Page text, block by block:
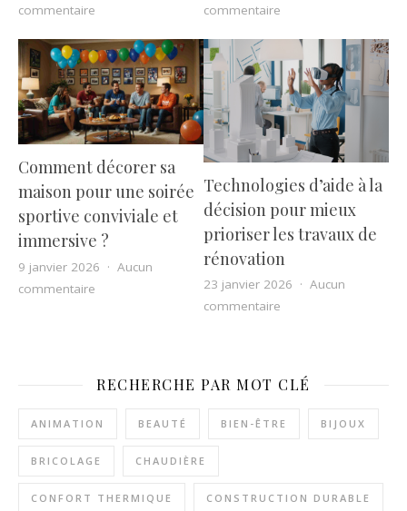
commentaire sur Pistolet de massage ou massage musculaire :
commentaire
Comment décorer sa
maison pour une soirée
sportive conviviale et
immersive ?
9 janvier 2026
Aucun
commentaire sur Comment décorer sa maison pour une soirée
Technologies d’aide à la
décision pour mieux
prioriser les travaux de
rénovation
23 janvier 2026
Aucun
commentaire
RECHERCHE PAR MOT CLÉ
ANIMATION BEAUTÉ BIEN-ÊTRE BIJOUX
BRICOLAGE CHAUDIÈRE
CONFORT THERMIQUE CONSTRUCTION DURABLE